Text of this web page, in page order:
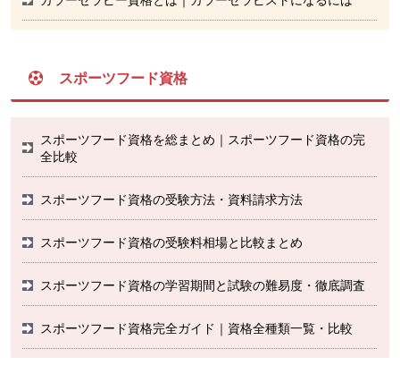
スポーツフード資格
スポーツフード資格を総まとめ｜スポーツフード資格の完
全比較
スポーツフード資格の受験方法・資料請求方法
スポーツフード資格の受験料相場と比較まとめ
スポーツフード資格の学習期間と試験の難易度・徹底調査
スポーツフード資格完全ガイド｜資格全種類一覧・比較